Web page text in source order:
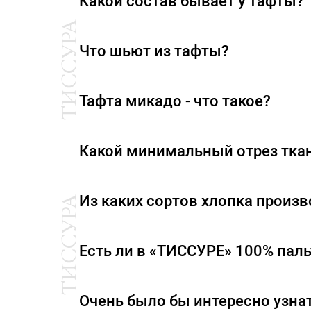
переплетения из туго скрученных
искусственных нитей.
Что шьют из тафты?
от кутюр. Любимой тканью Карла
Тафта микадо - что такое?
разложенные палочки игры
Какой минимальный отрез
Из каких сортов хлопка
Есть ли в «ТИССУРЕ» 100%
(Италия) Luigi Colombo (Италия) Holland &
Очень было бы интересно